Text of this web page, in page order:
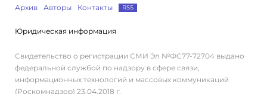
Архив
Авторы Контакты RSS
Юридическая информация
Свидетельство о регистрации СМИ Эл №ФС77-72704 выдано
федеральной службой по надзору в сфере связи,
информационных технологий и массовых коммуникаций
(Роскомнадзор) 23.04.2018 г.